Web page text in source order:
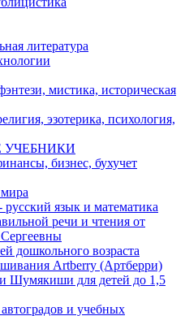
литература
мистика, историческая
эзотерика, психология,
бизнес, бухучет
язык и математика
речи и чтения от
дошкольного возраста
Artberry (Артберри)
для детей до 1,5
и учебных